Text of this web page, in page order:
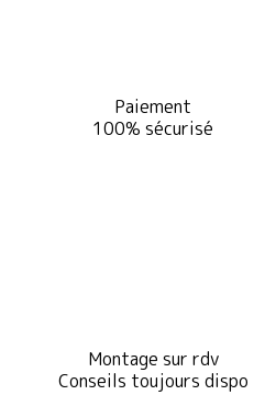
Paiement
100% sécurisé
Montage sur rdv
Conseils toujours dispo